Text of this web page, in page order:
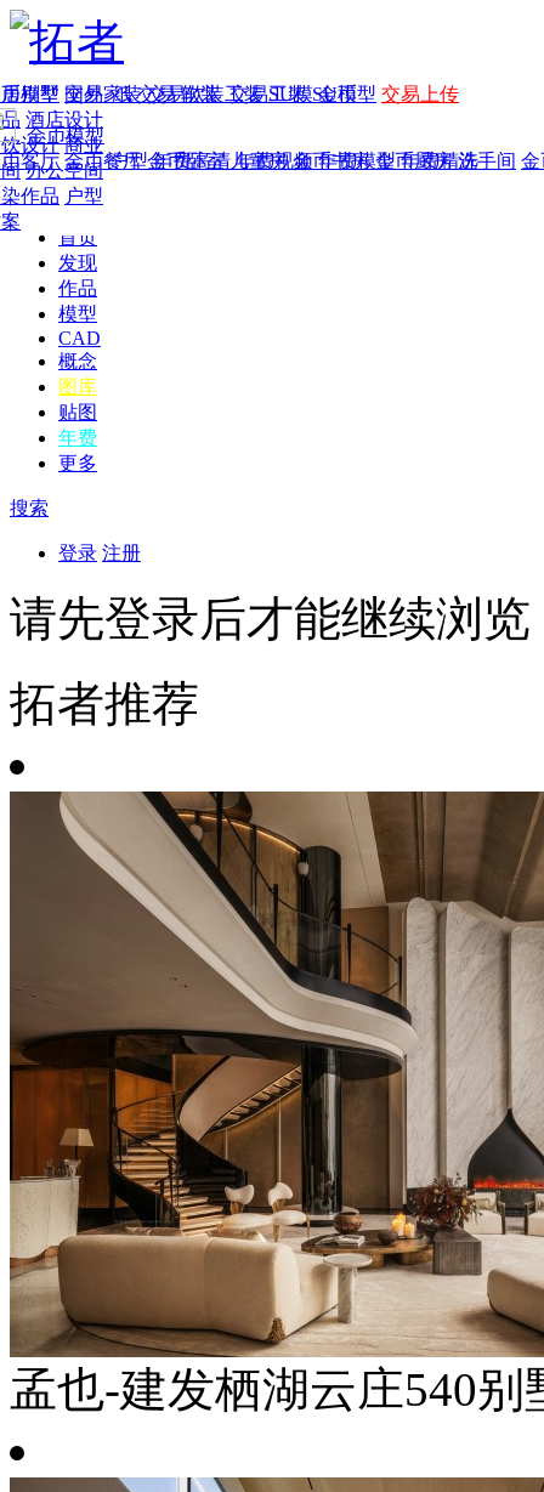
首页
发现
年费 作品 图纸 交易 软装 工装 SU模 金币
年费版块
费图纸 年费户型 年费高清 年费视频 年费模型 年费精选
作品
别墅 国外
酒店设计
设计 商业
办公空间
作品 户型
模型
模型 交易家装 交易软装 交易工装 SU模型 交易上传
金币模型
客厅 金币餐厅 金币卧室 儿童房 金币书房 金币厨房 洗手间 金
CAD
概念
图库
贴图
年费
更多
搜索
登录 注册
请先登录后才能继续浏览
拓者推荐
孟也-建发栖湖云庄540别